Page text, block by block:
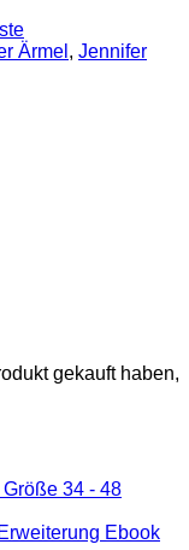
Ärmel , Jennifer
gekauft haben,